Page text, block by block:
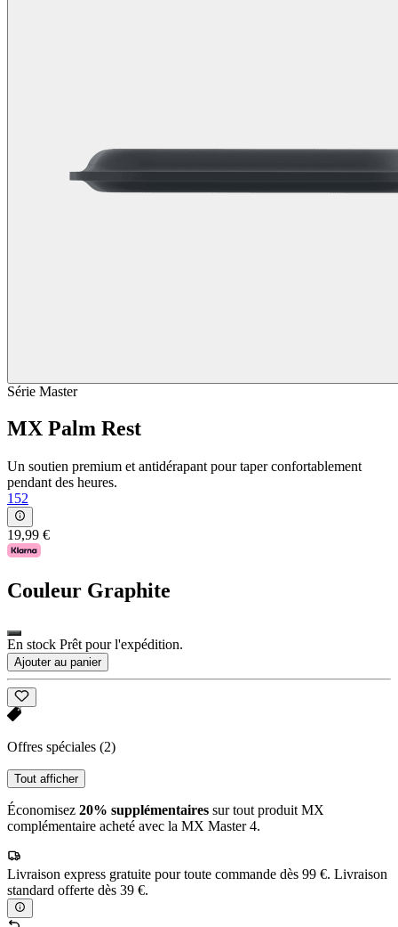
Série Master
MX Palm Rest
Un soutien premium et antidérapant pour taper confortablement
pendant des heures.
152
19,99 €
Couleur Graphite
En stock Prêt pour l'expédition.
Ajouter au panier
Offres spéciales (2)
Tout afficher
Économisez 20% supplémentaires sur tout produit MX
complémentaire acheté avec la MX Master 4.
Livraison express gratuite pour toute commande dès 99 €. Livraison
standard offerte dès 39 €.